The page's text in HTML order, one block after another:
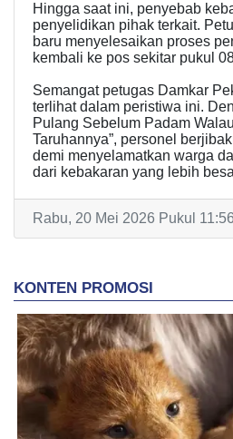
Hingga saat ini, penyebab
penyelidikan pihak terkait.
baru menyelesaikan proses
kembali ke pos sekitar pukul
Semangat petugas Damkar
terlihat dalam peristiwa ini.
Pulang Sebelum Padam
Taruhannya”, personel
demi menyelamatkan warga
dari kebakaran yang lebih
Rabu, 20 Mei 2026 Pukul